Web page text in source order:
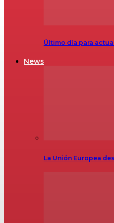
Último día para
News
La Unión Europea